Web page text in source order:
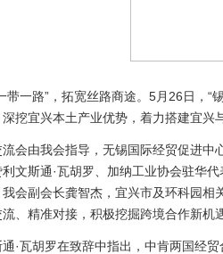
一路”，拓宽丝路商途。5月26日，“
挖宜兴本土产业优势，着力搭建宜兴
由我会指导，无锡国际经贸促进中
文斯通·瓦胡罗、加纳工业协会驻华
会副会长龚智杰，宜兴市及环科园
、精准对接，积极挖掘跨境合作新机遇
瓦胡罗在致辞中指出，中肯两国经贸